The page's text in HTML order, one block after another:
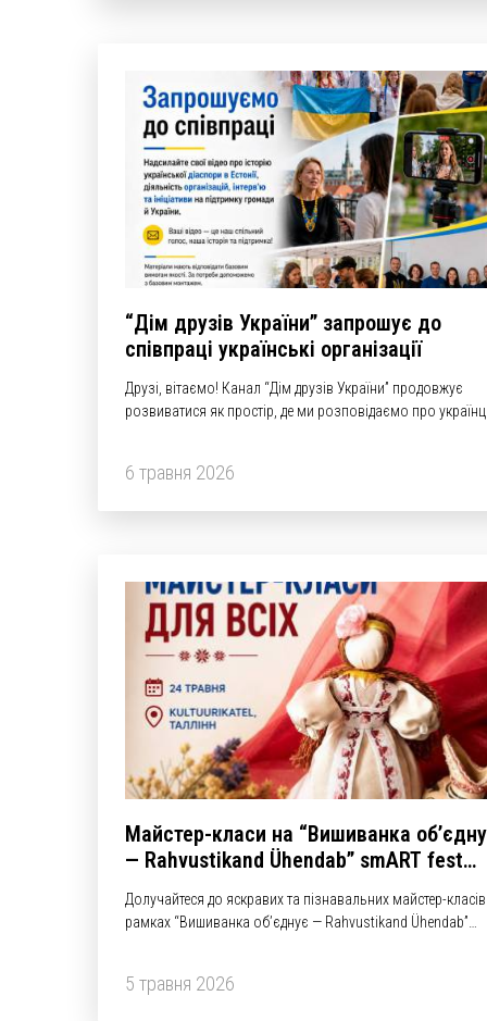
“Дім друзів України” запрошує до
співпраці українські організації
Друзі, вітаємо! Канал “Дім друзів України” продовжує
розвиватися як простір, де ми розповідаємо про
роблять важливі речі для спільноти.
6 травня 2026
Майстер-класи на “Вишиванка
— Rahvustikand Ühendab” smART fest
2026
Долучайтеся до яскравих та пізнавальних майстер-
рамках “Вишиванка обʼєднує — Rahvustikand Ühendab”
5 травня 2026